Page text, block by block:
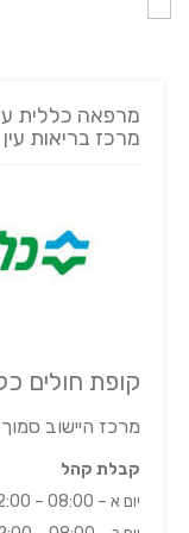
מרפאה כללית
מרכז בריאות
קופת חולים
מרכז היישוב
קבלת קהל
יום א – 08:00 – 12:00